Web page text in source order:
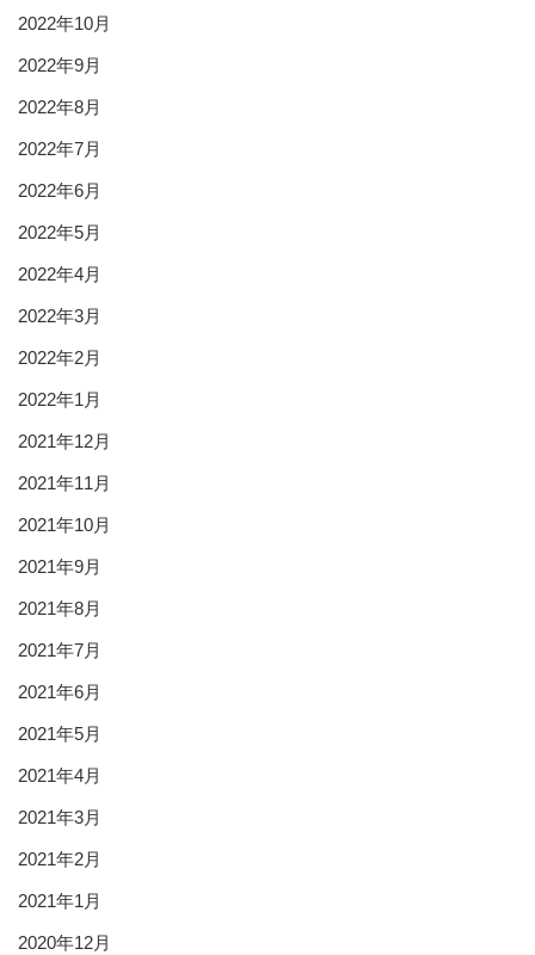
2022年10月
2022年9月
2022年8月
2022年7月
2022年6月
2022年5月
2022年4月
2022年3月
2022年2月
2022年1月
2021年12月
2021年11月
2021年10月
2021年9月
2021年8月
2021年7月
2021年6月
2021年5月
2021年4月
2021年3月
2021年2月
2021年1月
2020年12月